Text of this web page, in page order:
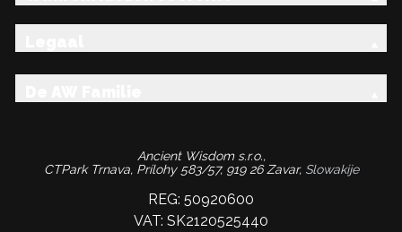
Ancient Wisdom s.r.o.,
CTPark Trnava, Prílohy 583/57, 919 26 Zavar, Slowakije
REG: 50920600
VAT: SK2120525440